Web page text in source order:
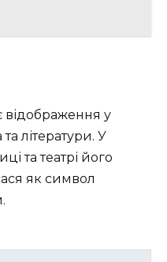
у
літератури. У
та театрі його
як символ